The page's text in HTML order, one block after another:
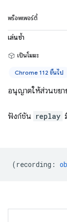
พร็อพเพอร์ตี้
เล่นซ้ำ
เป็นโมฆะ
Chrome 112 ขึ้นไป
อนุญาตให้ส่วนขยา
ฟังก์ชัน replay
(recording :